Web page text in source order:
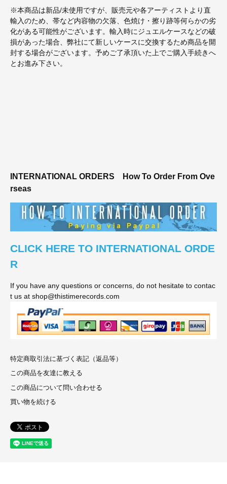
※本商品は新品/未使用ですが、販売元や各アーティストより直
輸入のため、帯など内容物の欠落、色焼け・擦り跡等何らかの劣
化がある可能性がございます。輸入時にジュエルケースなどの破
損があった場合、弊社にて新しいケースに交換するため商品を開
封する場合がございます。予めご了承頂いた上でご購入手続きへ
とお進み下さい。
INTERNATIONAL ORDERS How To Order From Ove
rseas
CLICK HERE TO INTERNATIONAL ORDE
R
If you have any questions or concerns, do not hesitate to contac
t us at shop@thistimerecords.com
特定商取引法に基づく表記（返品等）
この商品を友達に教える
この商品について問い合わせる
買い物を続ける